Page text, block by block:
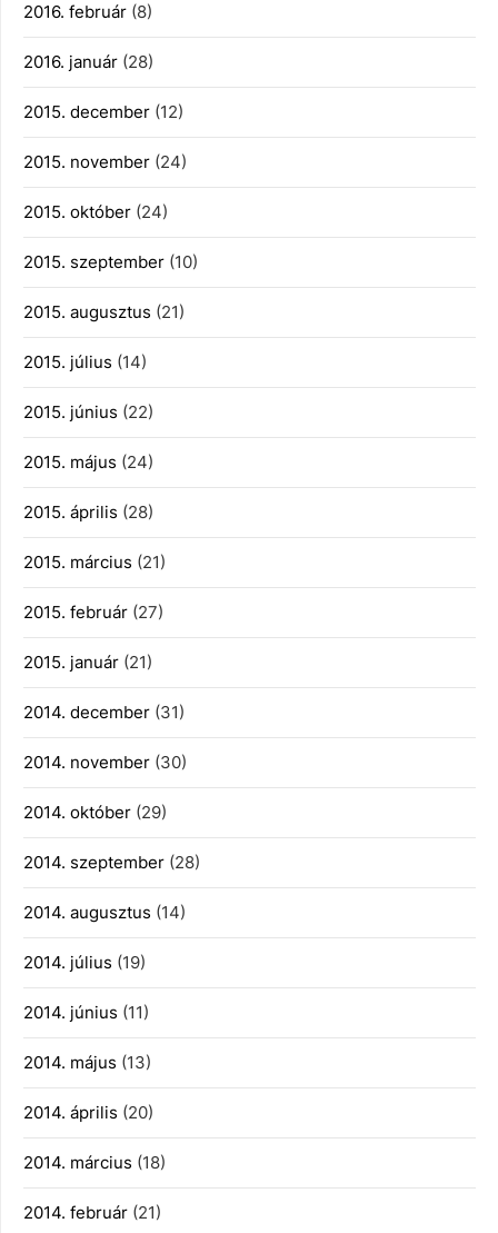
2016. február (8)
2016. január (28)
2015. december (12)
2015. november (24)
2015. október (24)
2015. szeptember (10)
2015. augusztus (21)
2015. július (14)
2015. június (22)
2015. május (24)
2015. április (28)
2015. március (21)
2015. február (27)
2015. január (21)
2014. december (31)
2014. november (30)
2014. október (29)
2014. szeptember (28)
2014. augusztus (14)
2014. július (19)
2014. június (11)
2014. május (13)
2014. április (20)
2014. március (18)
2014. február (21)